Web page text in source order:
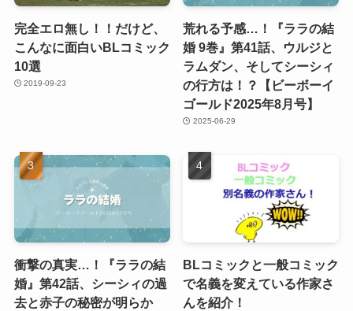
完全エロ無し！！だけど、
こんなに面白いBLコミック
10選
2019-09-23
荒れる予感…！『ララの結
婚 9巻』第41話、ウルジと
ラムダン、そしてシーシィ
の行方は！？【ビーボーイ
ゴールド2025年8月号】
2025-06-29
衝撃の真実…！『ララの結
婚』第42話、シーシィの過
去と赤子の秘密が明らか
BLコミックと一般コミック
で名義を変えている作家さ
んを紹介！